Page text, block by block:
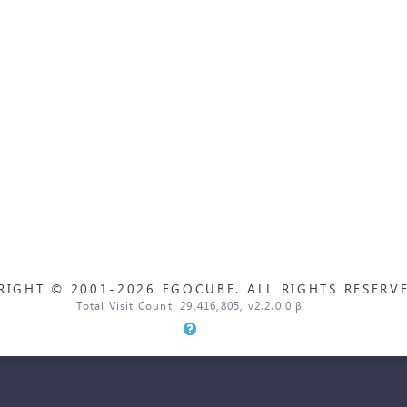
© 2001-2026 EGOCUBE. ALL RIGHTS
Total Visit Count: 29,416,805, v2.2.0.0 β